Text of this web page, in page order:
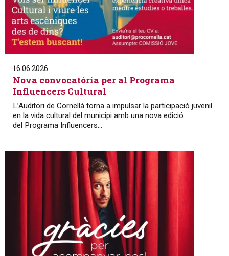
16.06.2026
Nova convocatòria per al Programa
Influencers Cultural
L’Auditori de Cornellà torna a impulsar la participació juvenil
en la vida cultural del municipi amb una nova edició
del Programa Influencers...